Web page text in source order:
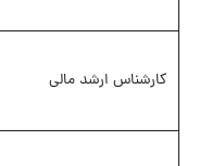
کارشناس ارشد مالی